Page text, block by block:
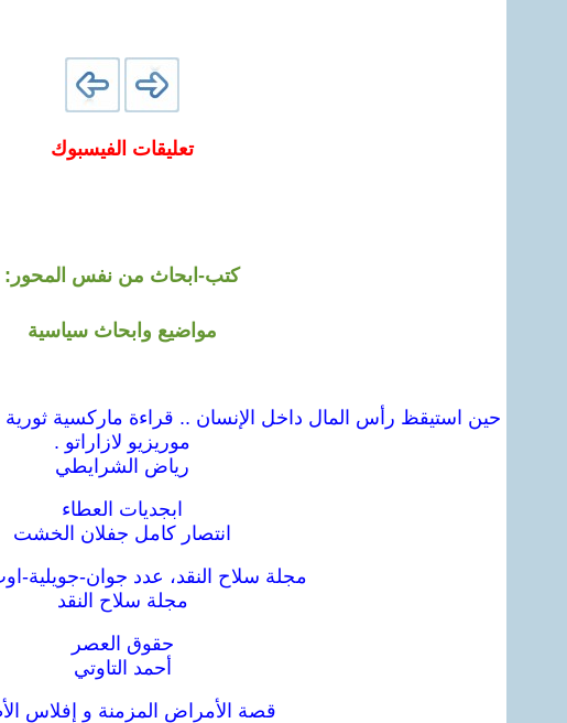
تعليقات الفيسبوك
كتب-ابحاث من نفس المحور:
مواضيع وابحاث سياسية
حين استيقظ رأس المال داخل الإنسان .. قراءة ماركسية
موريزيو لازاراتو .
رياض الشرايطي
ابجديات العطاء
انتصار كامل جفلان الخشت
مجلة سلاح النقد، عدد جوان-جويلية-اوت
مجلة سلاح النقد
حقوق العصر
أحمد التاوتي
قصة الأمراض المزمنة و إفلاس